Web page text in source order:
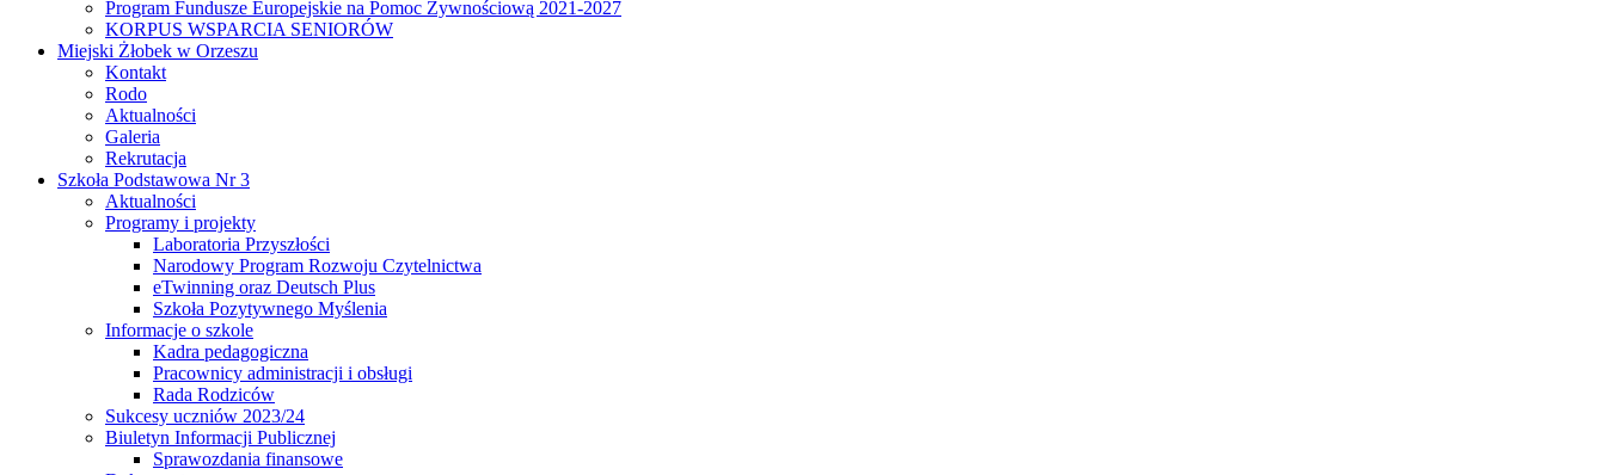
Program Fundusze Europejskie na Pomoc Żywnościową 2021-2027
KORPUS WSPARCIA SENIORÓW
Miejski Żłobek w Orzeszu
Kontakt
Rodo
Aktualności
Galeria
Rekrutacja
Szkoła Podstawowa Nr 3
Aktualności
Programy i projekty
Laboratoria Przyszłości
Narodowy Program Rozwoju Czytelnictwa
eTwinning oraz Deutsch Plus
Szkoła Pozytywnego Myślenia
Informacje o szkole
Kadra pedagogiczna
Pracownicy administracji i obsługi
Rada Rodziców
Sukcesy uczniów 2023/24
Biuletyn Informacji Publicznej
Sprawozdania finansowe